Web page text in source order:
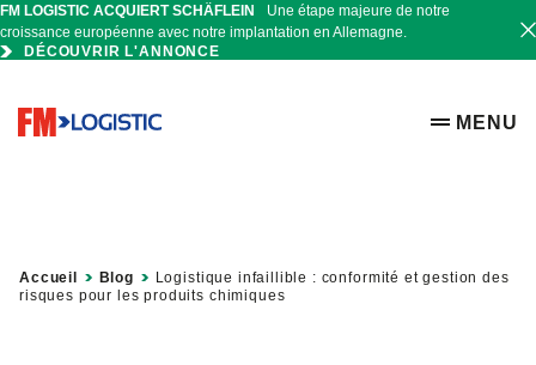
FM LOGISTIC ACQUIERT SCHÄFLEIN
Une étape majeure de notre
croissance européenne avec notre implantation en Allemagne.
DÉCOUVRIR L'ANNONCE
Go to home page
OPEN
MENU
Accueil Blog
Logistique infaillible : conformité et gestion des
risques pour les produits chimiques